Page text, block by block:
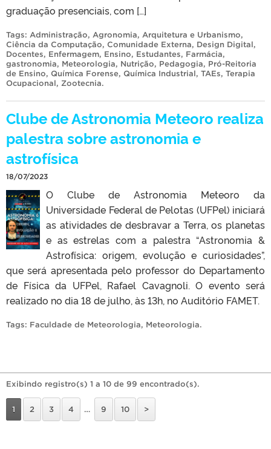
graduação presenciais, com […]
Tags: Administração, Agronomia, Arquitetura e Urbanismo,
Ciência da Computação, Comunidade Externa, Design Digital,
Docentes, Enfermagem, Ensino, Estudantes, Farmácia,
gastronomia, Meteorologia, Nutrição, Pedagogia, Pró-Reitoria
de Ensino, Química Forense, Química Industrial, TAEs, Terapia
Ocupacional, Zootecnia.
Clube de Astronomia Meteoro realiza
palestra sobre astronomia e
astrofísica
18/07/2023
O Clube de Astronomia Meteoro da
Universidade Federal de Pelotas (UFPel) iniciará
as atividades de desbravar a Terra, os planetas
e as estrelas com a palestra “Astronomia &
Astrofísica: origem, evolução e curiosidades”,
que será apresentada pelo professor do Departamento
de Física da UFPel, Rafael Cavagnoli. O evento será
realizado no dia 18 de julho, às 13h, no Auditório FAMET.
Tags: Faculdade de Meteorologia, Meteorologia.
Exibindo registro(s) 1 a 10 de 99 encontrado(s).
1 2 3 4 … 9 10 >